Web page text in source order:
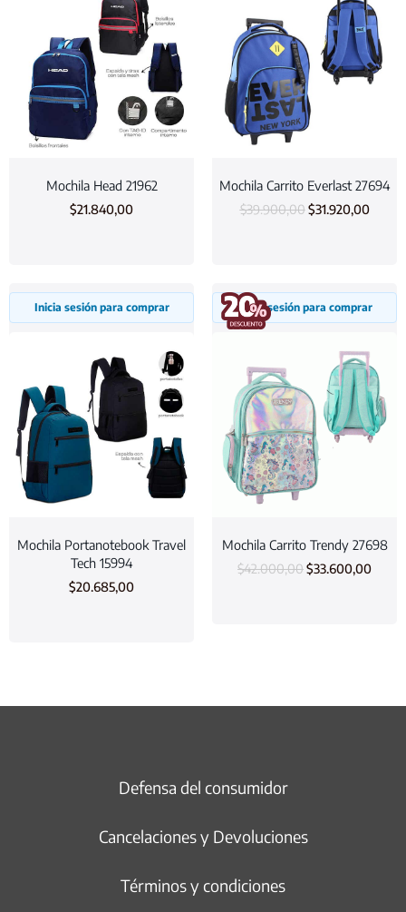
Mochila Head 21962
$21.840,00
Mochila Carrito Everlast 27694
$39.900,00 $31.920,00
Inicia sesión para comprar
Mochila Portanotebook Travel
Tech 15994
$20.685,00
Inicia sesión para comprar
Mochila Carrito Trendy 27698
$42.000,00$33.600,00
Defensa del consumidor
Cancelaciones y Devoluciones
Términos y condiciones